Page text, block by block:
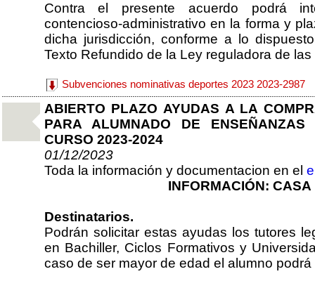
Contra el presente acuerdo podrá
contencioso-administrativo en la forma y
dicha jurisdicción, conforme a lo
Texto Refundido de la Ley reguladora de
Subvenciones nominativas deportes 2023 2023-2987
ABIERTO PLAZO AYUDAS A LA
PARA ALUMNADO DE
CURSO 2023-2024
01/12/2023
Toda la información y documentacion en el
INFORMACIÓN:
Destinatarios.
Podrán solicitar estas ayudas los tutores
en Bachiller, Ciclos Formativos y
caso de ser mayor de edad el alumno